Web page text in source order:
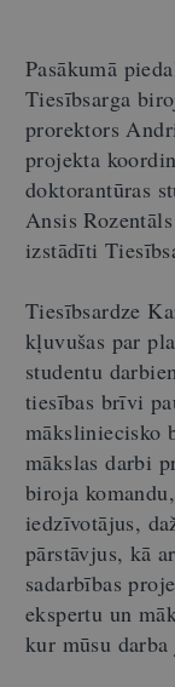
Pasākumā
Tiesībsarga
prorektors
projekta
doktorantūras
Ansis
izstādīti
Tiesībsardze
kļuvušas par
studentu
tiesības brīvi
māksliniecisko
mākslas darbi
biroja
iedzīvotājus,
pārstāvjus, kā
sadarbības
ekspertu un
kur mūsu darba